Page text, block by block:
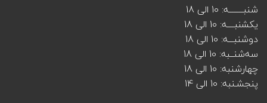
شنبــــــــه: 10 الی 18
یکشنبــــه: 10 الی 18
دوشنبـــه: 10 الی 18
سه‌شنــبه: 10 الی 18
چهارشنبه: 10 الی 18
پنجشـنبه: 10 الی 14